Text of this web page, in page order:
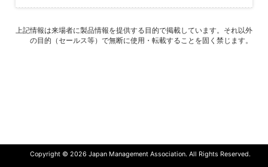
上記情報は来場者に製品情報を提供する目的で掲載しています。それ以外
の目的（セールス等）で無断に使用・転載することを固く禁じます。
Copyright © 2026 Japan Management Association. All Rights Reserved.